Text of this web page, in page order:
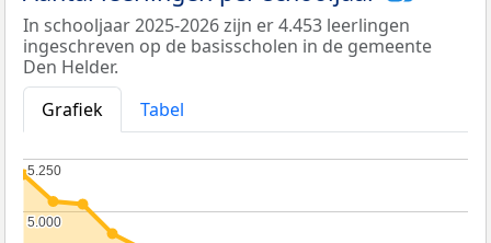
In schooljaar 2025-2026 zijn er 4.453 leerlingen
ingeschreven op de basisscholen in de gemeente
Den Helder.
Grafiek
Tabel
5.000
5.000
5.250
5.250